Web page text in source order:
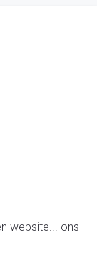
website... ons